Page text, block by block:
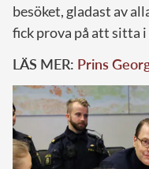
besöket, gladast av
fick prova på att sitta
LÄS MER: Prins